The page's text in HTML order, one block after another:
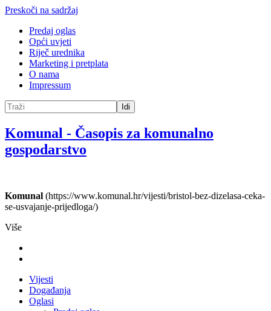
Preskoči na sadržaj
Predaj oglas
Opći uvjeti
Riječ urednika
Marketing i pretplata
O nama
Impressum
Idi
Komunal - Časopis za komunalno
gospodarstvo
Komunal (https://www.komunal.hr/vijesti/bristol-bez-dizelasa-ceka-
se-usvajanje-prijedloga/)
Više
Vijesti
Događanja
Oglasi